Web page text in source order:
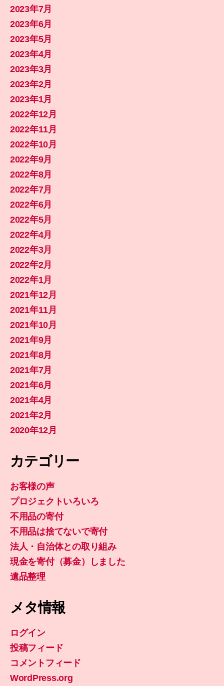
2023年7月
2023年6月
2023年5月
2023年4月
2023年3月
2023年2月
2023年1月
2022年12月
2022年11月
2022年10月
2022年9月
2022年8月
2022年7月
2022年6月
2022年5月
2022年4月
2022年3月
2022年2月
2022年1月
2021年12月
2021年11月
2021年10月
2021年9月
2021年8月
2021年7月
2021年6月
2021年4月
2021年2月
2020年12月
カテゴリー
お客様の声
プロジェクトいろいろ
不用品の寄付
不用品は捨てないで寄付
法人・自治体との取り組み
現金を寄付（募金）しました
遺品整理
メタ情報
ログイン
投稿フィード
コメントフィード
WordPress.org